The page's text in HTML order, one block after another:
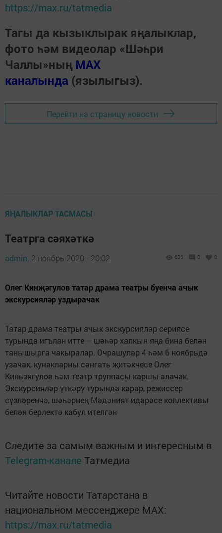
https://max.ru/tatmedia
Тагы да кызыклырак яңалыклар,
фото һәм видеолар «Шәһри
Чаллы»ның MAX
каналында (язылыгыз).
Перейти на страницу новости
ЯҢАЛЫКЛАР ТАСМАСЫ
Театрга сәяхәткә
admin, 2 ноябрь 2020 - 20:02 605 0 0
Олег Кинҗәгулов татар драма театры буенча ачык
экскурсияләр уздырачак
Татар драма театры ачык экскурсияләр сериясе
турында игълан итте – шәһәр халкын яңа бина белән
танышырга чакыралар. Очрашулар 4 һәм 6 ноябрьдә
узачак, кунакларны сәнгать җитәкчесе Олег
Киньзягулов һәм театр труппасы каршы алачак.
Экскурсияләр үткәрү турында карар, режиссер
сүзләренчә, шәһәрнең Мәдәният идарәсе коллективы
белән берлектә кабул ителгән
Следите за самым важным и интересным в
Telegram-канале Татмедиа
Читайте новости Татарстана в
национальном мессенджере MАХ:
https://max.ru/tatmedia